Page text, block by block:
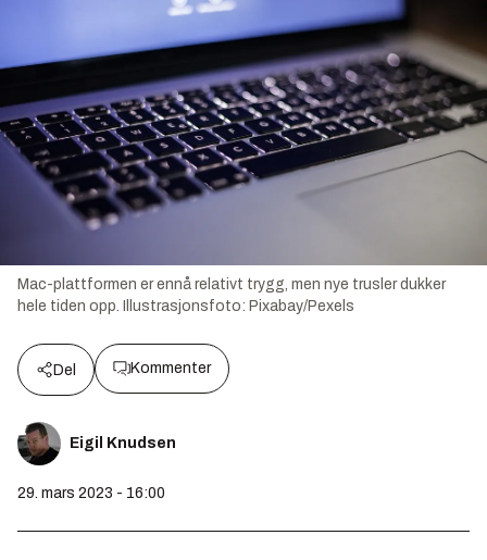
Mac-plattformen er ennå relativt trygg, men nye trusler dukker
hele tiden opp.
Illustrasjonsfoto: Pixabay/Pexels
Del Kommenter
Eigil Knudsen
29. mars 2023 - 16:00